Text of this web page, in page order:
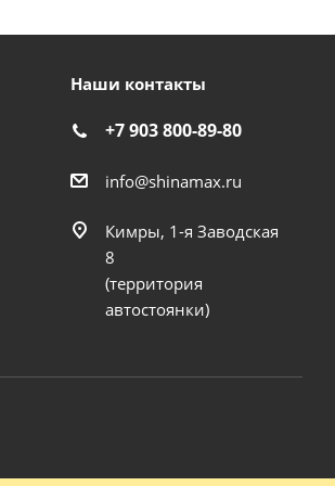
Наши контакты
+7 903 800-89-80
info@shinamax.ru
Кимры, 1-я Заводская
8
(территория
автостоянки)